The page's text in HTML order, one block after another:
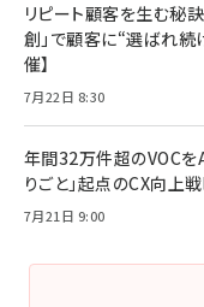
リピート顧客を生む秘訣
創」で顧客に“選ばれ続
催】
7月22日 8:30
年間32万件超のVOCを
りごと」起点のCX向上
7月21日 9:00